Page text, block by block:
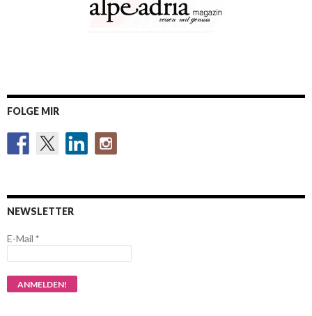
FOLGE MIR
NEWSLETTER
E-Mail *